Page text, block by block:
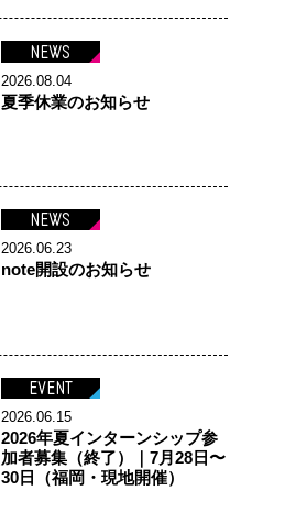
NEWS
2026.08.04
夏季休業のお知らせ
NEWS
2026.06.23
note開設のお知らせ
EVENT
2026.06.15
2026年夏インターンシップ参
加者募集（終了）｜7月28日〜
30日（福岡・現地開催）